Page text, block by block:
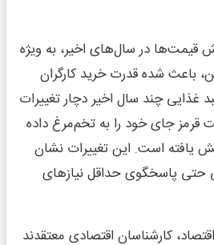
قیمت‌ها در سال‌های اخیر، به ویژه
شده قدرت خرید کارگران
چند سال اخیر دچار تغییرات
جای خود را به تخم‌مرغ داده
یافته است. این تغییرات نشان
حتی پاسخگوی حداقل نیازهای
کارشناسان اقتصادی معتقدند